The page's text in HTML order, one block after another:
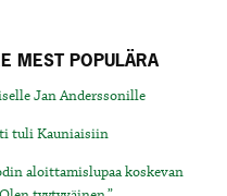
MEST POPULÄRA
Jan Anderssonille
tuli Kauniaisiin
aloittamislupaa koskevan